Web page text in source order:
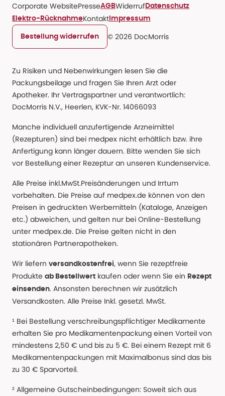
Corporate WebsitePresseAGBWiderruf Datenschutz
Elektro-RücknahmeKontakt Impressum
Bestellung widerrufen © 2026 DocMorris
Zu Risiken und Nebenwirkungen lesen Sie die
Packungsbeilage und fragen Sie Ihren Arzt oder
Apotheker. Ihr Vertragspartner und verantwortlich:
DocMorris N.V., Heerlen, KVK-Nr. 14066093
Manche individuell anzufertigende Arzneimittel
(Rezepturen) sind bei medpex nicht erhältlich bzw. ihre
Anfertigung kann länger dauern. Bitte wenden Sie sich
vor Bestellung einer Rezeptur an unseren Kundenservice.
Alle Preise inkl.MwSt.Preisänderungen und Irrtum
vorbehalten. Die Preise auf medpex.de können von den
Preisen in gedruckten Werbemitteln (Kataloge, Anzeigen
etc.) abweichen, und gelten nur bei Online-Bestellung
unter medpex.de. Die Preise gelten nicht in den
stationären Partnerapotheken.
Wir liefern versandkostenfrei, wenn Sie rezeptfreie
Produkte ab Bestellwert kaufen oder wenn Sie ein Rezept
einsenden. Ansonsten berechnen wir zusätzlich
Versandkosten. Alle Preise Inkl. gesetzl. MwSt.
¹ Bei Bestellung verschreibungspflichtiger Medikamente
erhalten Sie pro Medikamentenpackung einen Vorteil von
mindestens 2,50 € und bis zu 5 €. Bei einem Rezept mit 6
Medikamentenpackungen mit Maximalbonus sind das bis
zu 30 € Sparvorteil.
² Allgemeine Gutscheinbedingungen: Soweit sich aus